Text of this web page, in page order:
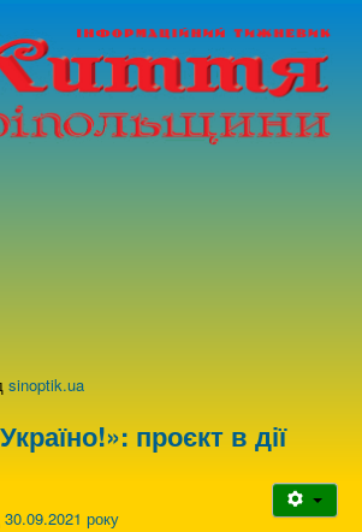
Про нас
Зворотній зв'язок
sinoptik.ua
проєкт в дії
року